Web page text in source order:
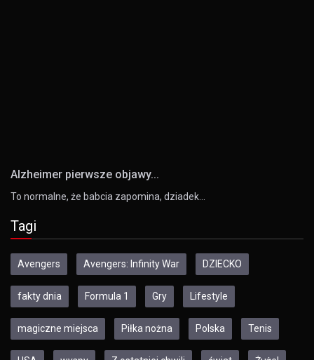
Alzheimer pierwsze objawy...
To normalne, że babcia zapomina, dziadek…
Tagi
Avengers Avengers: Infinity War DZIECKO
fakty dnia Formula 1 Gry Lifestyle
magiczne miejsca Piłka nożna Polska Tenis